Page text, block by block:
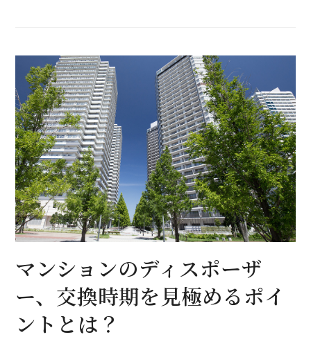
マンションのディスポーザ
ー、交換時期を見極めるポイ
ントとは？